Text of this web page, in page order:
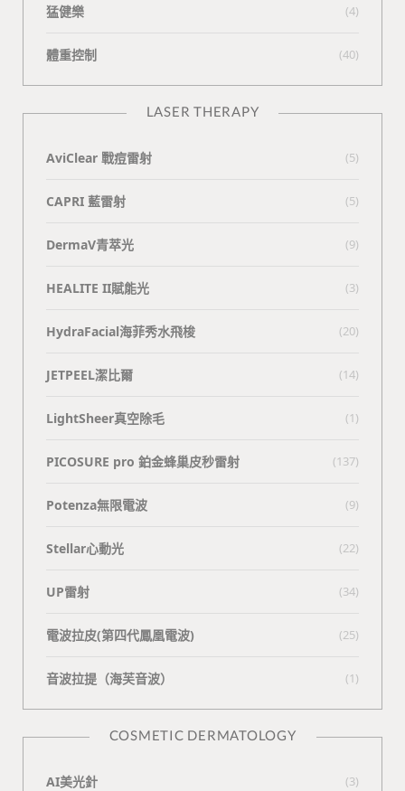
猛健樂 (4)
體重控制 (40)
LASER THERAPY
AviClear 戰痘雷射 (5)
CAPRI 藍雷射 (5)
DermaV青萃光 (9)
HEALITE II賦能光 (3)
HydraFacial海菲秀水飛梭 (20)
JETPEEL潔比爾 (14)
LightSheer真空除毛 (1)
PICOSURE pro 鉑金蜂巢皮秒雷射 (137)
Potenza無限電波 (9)
Stellar心動光 (22)
UP雷射 (34)
電波拉皮(第四代鳳凰電波) (25)
⾳波拉提（海芙⾳波） (1)
COSMETIC DERMATOLOGY
AI美光針 (3)